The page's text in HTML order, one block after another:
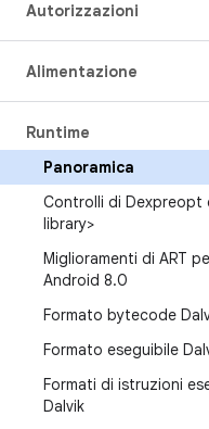
Autorizzazioni
Alimentazione
Runtime
Panoramica
Controlli di Dexpreopt
library>
Miglioramenti di ART
Android 8.0
Formato bytecode
Formato eseguibile
Formati di istruzioni
Dalvik